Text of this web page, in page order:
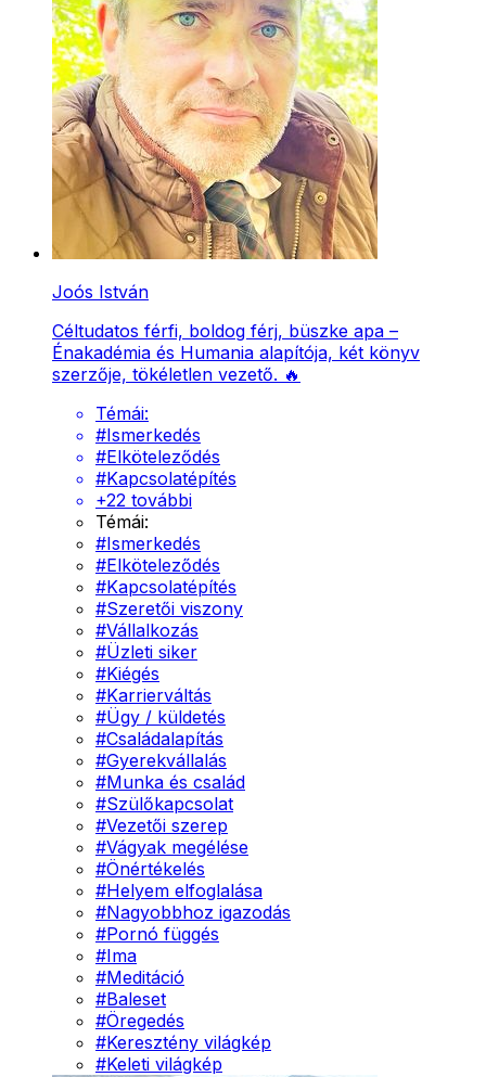
Joós István
Céltudatos férfi, boldog férj, büszke apa –
Énakadémia és Humania alapítója, két könyv
szerzője, tökéletlen vezető. 🔥
Témái:
#Ismerkedés
#Elköteleződés
#Kapcsolatépítés
+22 további
Témái:
#Ismerkedés
#Elköteleződés
#Kapcsolatépítés
#Szeretői viszony
#Vállalkozás
#Üzleti siker
#Kiégés
#Karrierváltás
#Ügy / küldetés
#Családalapítás
#Gyerekvállalás
#Munka és család
#Szülőkapcsolat
#Vezetői szerep
#Vágyak megélése
#Önértékelés
#Helyem elfoglalása
#Nagyobbhoz igazodás
#Pornó függés
#Ima
#Meditáció
#Baleset
#Öregedés
#Keresztény világkép
#Keleti világkép